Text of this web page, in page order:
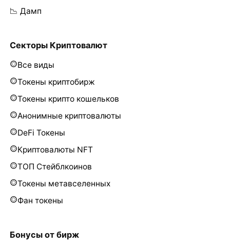
📉 Дамп
Секторы Криптовалют
Все виды
Токены криптобирж
Токены крипто кошельков
Анонимные криптовалюты
DeFi Токены
Криптовалюты NFT
ТОП Стейблкоинов
Токены метавселенных
Фан токены
Бонусы от бирж